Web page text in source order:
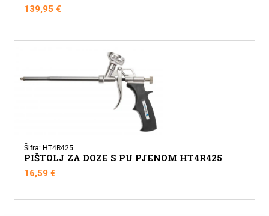
139,95€
Šifra: HT4R425
PIŠTOLJ ZA DOZE S PU PJENOM HT4R425
16,59€